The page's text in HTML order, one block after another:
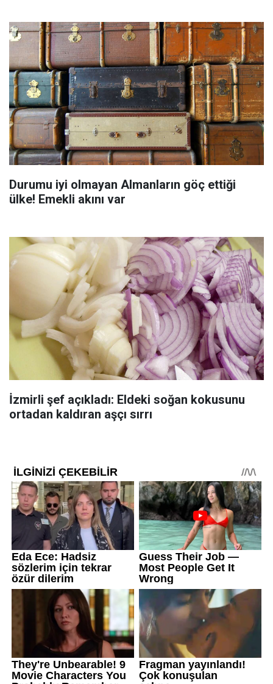
Durumu iyi olmayan Almanların göç ettiği
ülke! Emekli akını var
İzmirli şef açıkladı: Eldeki soğan kokusunu
ortadan kaldıran aşçı sırrı